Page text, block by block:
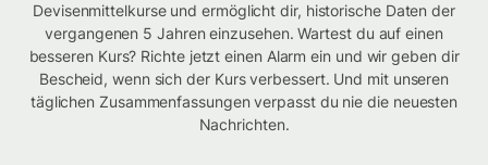
Devisenmittelkurse und ermöglicht dir, historische Daten der
vergangenen 5 Jahren einzusehen. Wartest du auf einen
besseren Kurs? Richte jetzt einen Alarm ein und wir geben dir
Bescheid, wenn sich der Kurs verbessert. Und mit unseren
täglichen Zusammenfassungen verpasst du nie die neuesten
Nachrichten.